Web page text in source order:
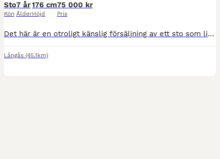
Sto
Kön
7 år
Ålder
176 cm
Höjd
75 000 kr
Pris
Det här är en otroligt känslig försäljning av ett sto som ligger mig väldigt varmt om hjärtat. Jag har ägt henne sedan hon var 3 år gammal, men på grund av att tiden inte räcker till nu när jag har ett litet barn har jag tagit det tunga beslutet att hitta hennes nästa hem. Temperament & Ridning Clara är en fantastisk tjej som passar perfekt som en lyxig hobbyhäst eller ti
Långås (45.1km)